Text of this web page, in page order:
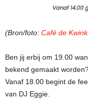
(Bron/foto: Café de
Ben jij erbij om 19.00
bekend gemaakt
Vanaf 18.00 begint de
van DJ Eggie.